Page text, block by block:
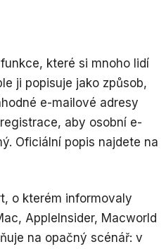
které si mnoho lidí
ji popisuje jako způsob,
e-mailové adresy
aby osobní e-
Oficiální popis najdete na
o kterém informovaly
AppleInsider, Macworld
na opačný scénář: v